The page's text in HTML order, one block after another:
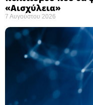
«Αισχύλεια» ​
7 Αυγούστου 2026